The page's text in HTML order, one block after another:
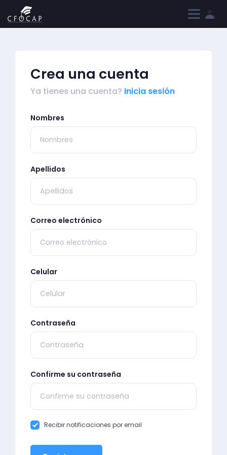
Registrarme
Crea una cuenta
Ya tienes una cuenta? Inicia sesión
Nombres
Apellidos
Correo electrónico
Celular
Contraseña
Confirme su contraseña
Recibir notificaciones por email